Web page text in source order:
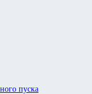
пуска